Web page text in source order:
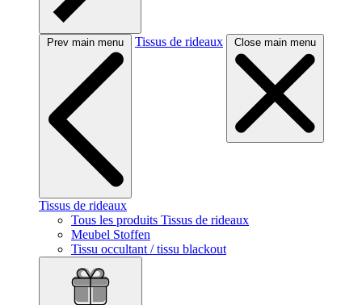
Prev main menu Tissus de rideaux Close main menu
Tissus de rideaux
Tous les produits Tissus de rideaux
Meubel Stoffen
Tissu occultant / tissu blackout